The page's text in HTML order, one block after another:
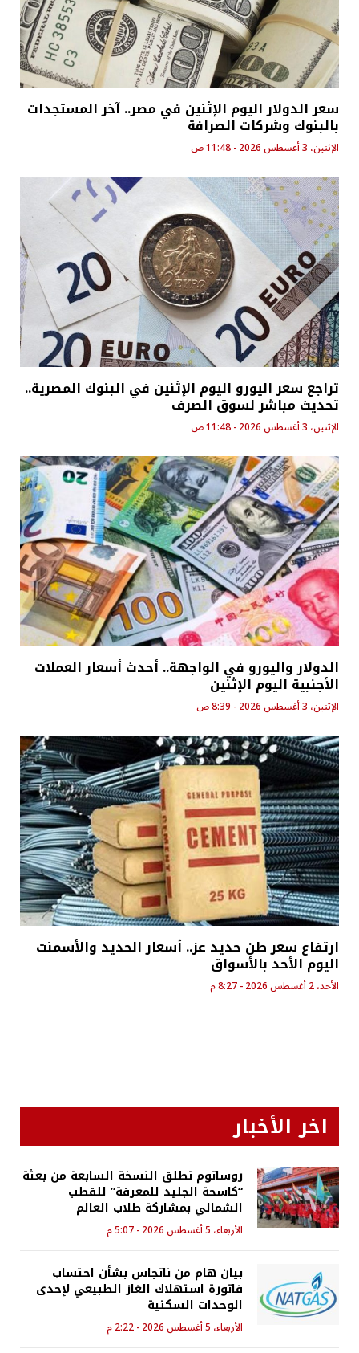
سعر الدولار اليوم الإثنين في مصر.. آخر المستجدات
بالبنوك وشركات الصرافة
الإثنين، 3 أغسطس 2026 - 11:48 ص
تراجع سعر اليورو اليوم الإثنين في البنوك المصرية..
تحديث مباشر لسوق الصرف
الإثنين، 3 أغسطس 2026 - 11:48 ص
الدولار واليورو في الواجهة.. أحدث أسعار العملات
الأجنبية اليوم الإثنين
الإثنين، 3 أغسطس 2026 - 8:39 ص
ارتفاع سعر طن حديد عز.. أسعار الحديد والأسمنت
اليوم الأحد بالأسواق
الأحد، 2 أغسطس 2026 - 8:27 م
اخر الأخبار
روساتوم تطلق النسخة السابعة من بعثة
“كاسحة الجليد للمعرفة” للقطب
الشمالي بمشاركة طلاب العالم
الأربعاء، 5 أغسطس 2026 - 5:07 م
بيان هام من ناتجاس بشأن احتساب
فاتورة استهلاك الغاز الطبيعي لإحدى
الوحدات السكنية
الأربعاء، 5 أغسطس 2026 - 2:22 م